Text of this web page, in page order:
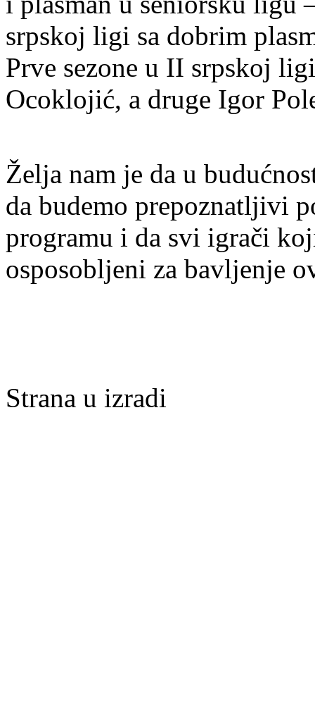
srpskoj ligi sa dobrim
Prve sezone u II srpskoj
Ocoklojić, a druge Igor
Želja nam je da u
da budemo prepoznatljivi
programu i da svi igrači
osposobljeni za bavljenje
Strana u izradi